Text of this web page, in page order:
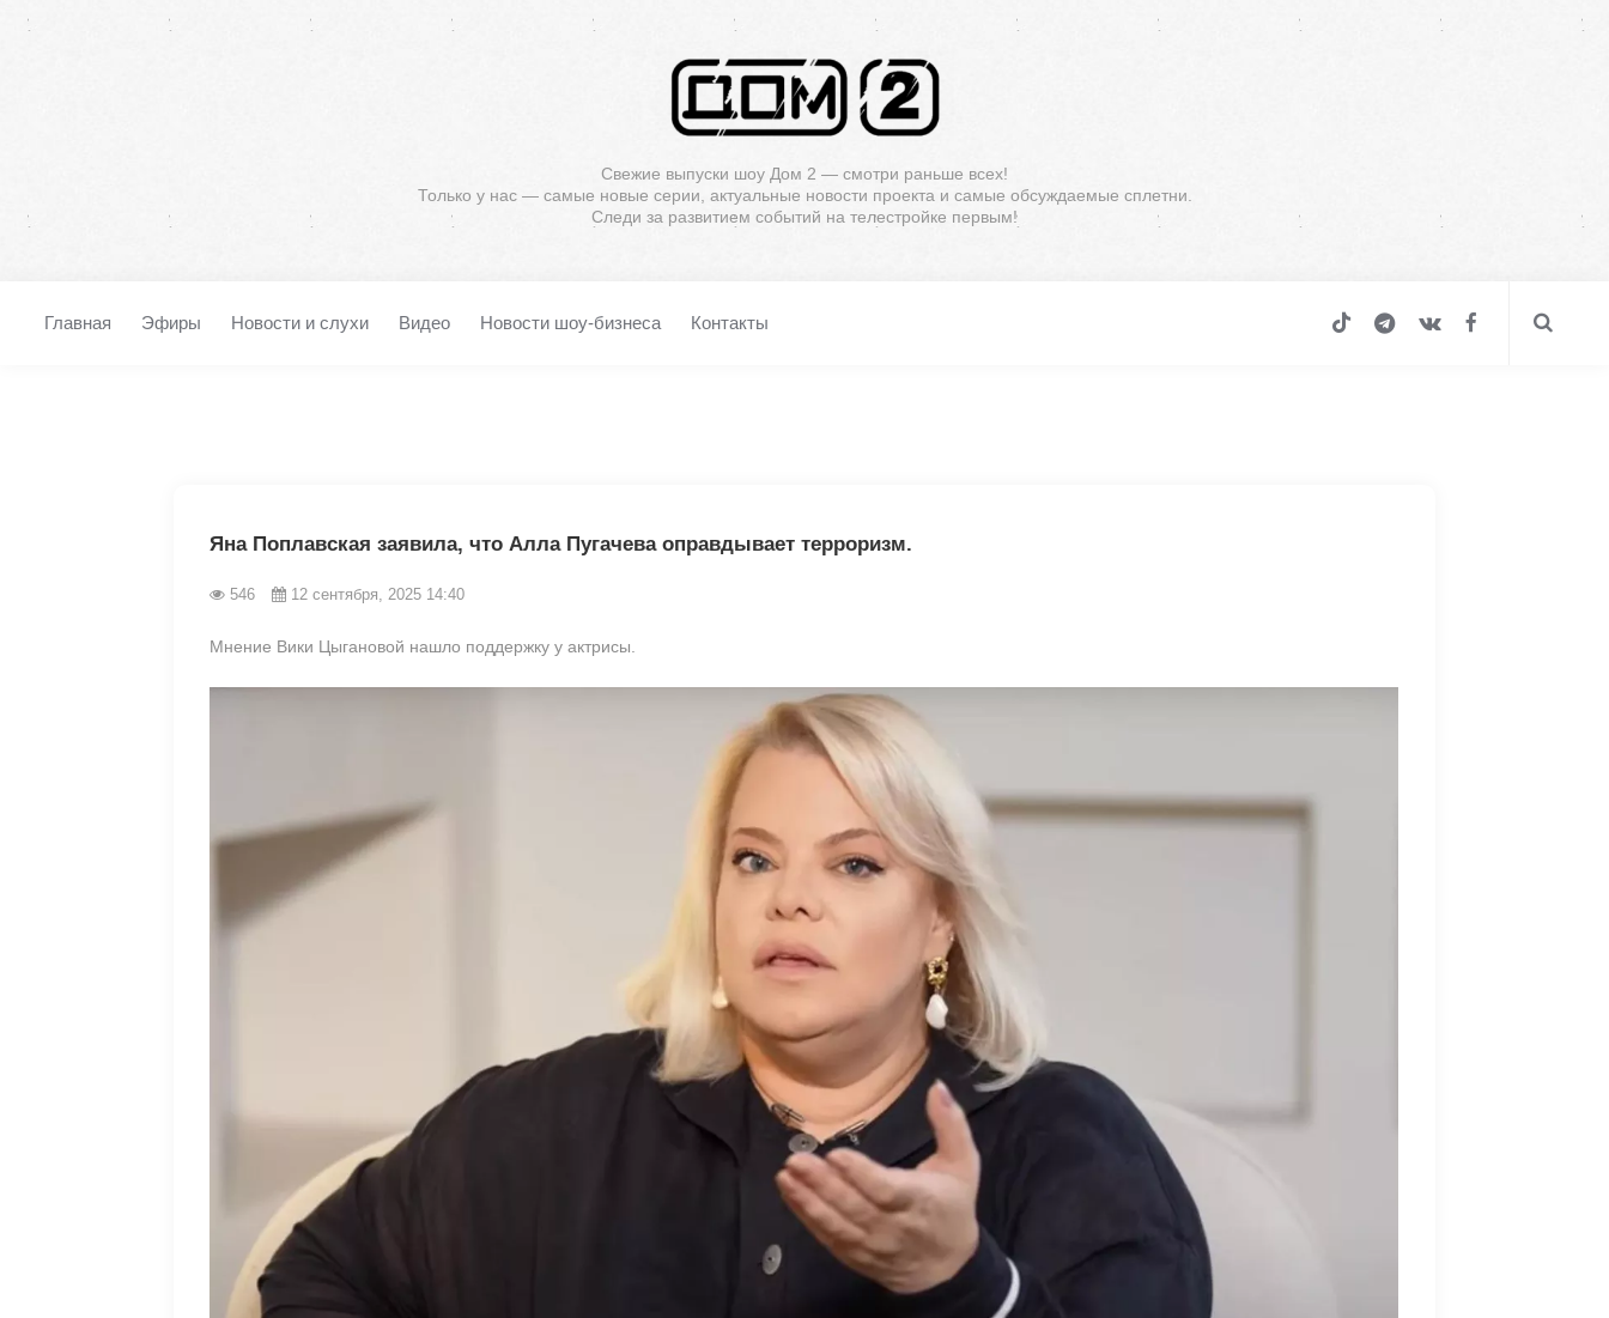
Свежие выпуски шоу Дом 2 — смотри раньше всех!
Только у нас — самые новые серии, актуальные новости проекта и самые обсуждаемые сплетни.
Следи за развитием событий на телестройке первым!
Главная Эфиры Новости и слухи Видео Новости шоу-бизнеса Контакты
Яна Поплавская заявила, что Алла Пугачева оправдывает терроризм.
546 12 сентября, 2025 14:40
Мнение Вики Цыгановой нашло поддержку у актрисы.